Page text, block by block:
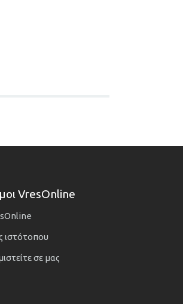
VresOnline
ιστότοπου
σε μας